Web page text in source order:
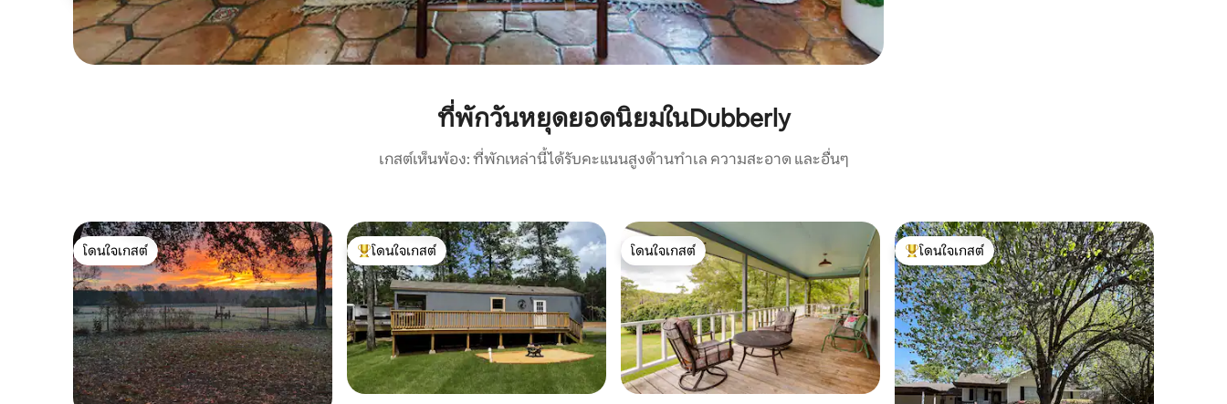
ที่พักวันหยุดยอดนิยมในDubberly
เกสต์เห็นพ้อง: ที่พักเหล่านี้ได้รับคะแนนสูงด้านทำเล ความสะอาด และอื่นๆ
โดนใจเกสต์
โดนใจเกสต์
โดนใจเกสต์ที่สุด
โดนใจเกสต์
โดนใจเกสต์
โดนใจเกสต์
โดนใจเกสต์ที่สุด
โดนใจเกสต์